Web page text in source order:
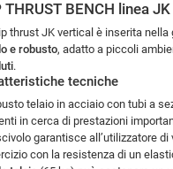
THRUST BENCH linea
thrust JK vertical è inserita
e robusto, adatto a piccoli
.
tecniche
telaio in acciaio con tubi a
in cerca di prestazioni
garantisce all’utilizzatore
con la resistenza di un